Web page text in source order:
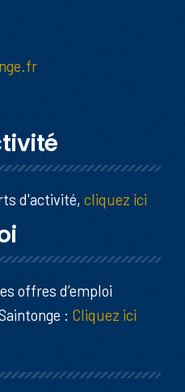
d'activité, cliquez ici
offres d’emploi
: Cliquez ici